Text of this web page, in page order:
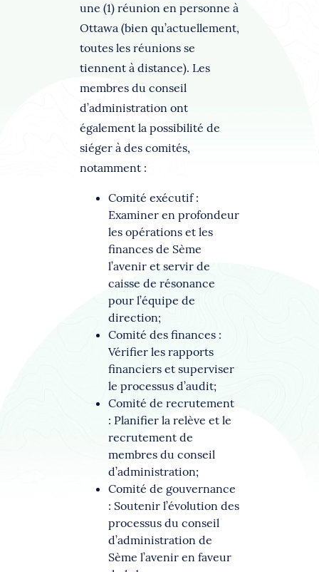
une (1) réunion en personne à
Ottawa (bien qu’actuellement,
toutes les réunions se
tiennent à distance). Les
membres du conseil
d’administration ont
également la possibilité de
siéger à des comités,
notamment :
Comité exécutif :
Examiner en profondeur
les opérations et les
finances de Sème
l’avenir et servir de
caisse de résonance
pour l’équipe de
direction;
Comité des finances :
Vérifier les rapports
financiers et superviser
le processus d’audit;
Comité de recrutement
: Planifier la relève et le
recrutement de
membres du conseil
d’administration;
Comité de gouvernance
: Soutenir l’évolution des
processus du conseil
d’administration de
Sème l’avenir en faveur